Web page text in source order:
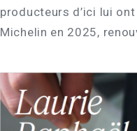
producteurs d’ici lui
Michelin en 2025,